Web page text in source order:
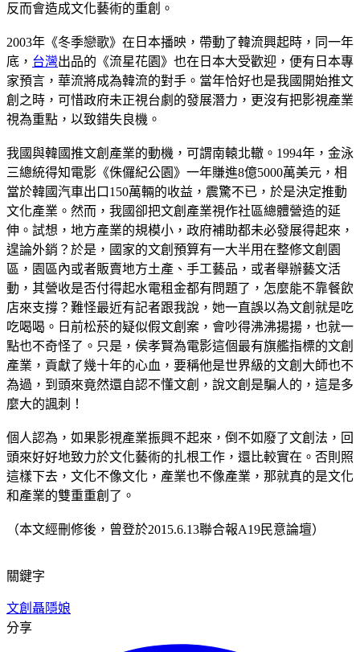
反而會造成文化藝術的重創。
2003年《冬季戀歌》在日本播映，帶動了韓流興起時，同一年
底， 台灣出品的《流星花園》也在日本大受歡迎，便有日本專
家預言，華流將成為韓流的對手。當年恰好也是我國開始推文
創之時，可惜政府未正視台劇的發展潛力，更沒有把影視產業
視為重點，以致錯失良機。
我國與韓國推文創產業的動機，可謂南轅北轍。1994年，金泳
三總統得知電影《侏儸紀公園》一年賺進8億5000萬美元，相
當於韓國汽車出口150萬輛的收益，震驚不已，於是決定推動
文化產業。然而，我國卻把文創產業視作社區總體營造的延
伸。試想，地方產業的規模小，政府補助都未必發展得起來，
遑論外銷？於是，國家的文創預算有一大半用在整修文創園
區，園區內或者販賣地方土產、手工藝品，或者舉辦藝文活
動，其營收是否付得起水電租金都有問題了，怎麼能不靠餐飲
店來支撐？難怪最近有記者跟我說，她一直誤以為文創就是吃
吃喝喝。日前松菸的疑似假文創案，會吵得沸沸揚揚，也就一
點也不奇怪了。只是，侯孝賢為電影這個最有旗艦指標的文創
產業，貢獻了幾十年的心血，要稱他是世界級的文創大師也不
為過，到頭來竟然還自認不懂文創，說文創是騙人的，這是多
麼大的諷刺！
個人認為，如果影視產業振興不起來，倒不如廢了文創法，回
頭來好好地致力於文化藝術的扎根工作，還比較實在。否則照
這樣下去，文化不像文化，產業也不像產業，那就真的是文化
和產業的雙重重創了。
（本文經刪修後，曾登於2015.6.13聯合報A19民意論壇）
關鍵字
文創 聶隱娘
分享